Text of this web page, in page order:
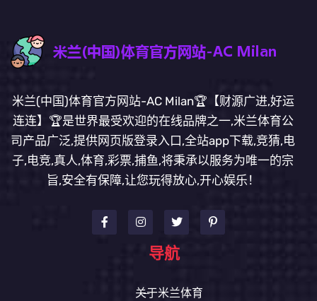
米兰(中国)体育官方网站-AC Milan🏆【财源广进,好运
连连】🏆是世界最受欢迎的在线品牌之一,米兰体育公
司产品广泛,提供网页版登录入口,全站app下载,竞猜,电
子,电竞,真人,体育,彩票,捕鱼,将秉承以服务为唯一的宗
旨,安全有保障,让您玩得放心,开心娱乐！
导航
关于米兰体育